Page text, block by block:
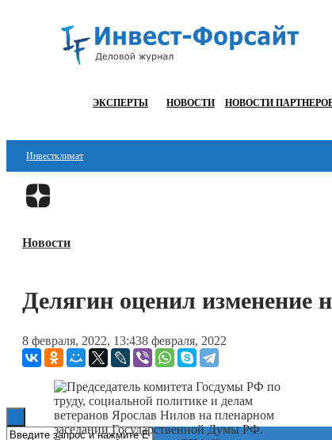
ЭКСПЕРТЫ НОВОСТИ НОВОСТИ
Инвестклимат
Финансы
Блокчейн
Технологии
ESG
Новости
Делягин оценил изменение
8 февраля, 2022, 13:438 февраля, 2022